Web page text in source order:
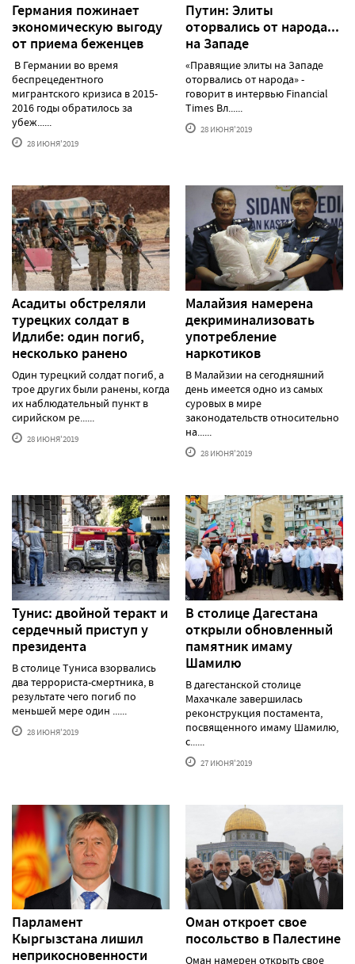
Германия пожинает
экономическую выгоду
от приема беженцев
В Германии во время
беспрецедентного
мигрантского кризиса в 2015-
2016 годы обратилось за
убеж......
28 ИЮНЯ'2019
Путин: Элиты
оторвались от народа...
на Западе
«Правящие элиты на Западе
оторвались от народа» -
говорит в интервью Financial
Times Вл......
28 ИЮНЯ'2019
Асадиты обстреляли
турецких солдат в
Идлибе: один погиб,
несколько ранено
Один турецкий солдат погиб, а
трое других были ранены, когда
их наблюдательный пункт в
сирийском ре......
28 ИЮНЯ'2019
Малайзия намерена
декриминализовать
употребление
наркотиков
В Малайзии на сегодняшний
день имеется одно из самых
суровых в мире
законодательств относительно
на......
28 ИЮНЯ'2019
Тунис: двойной теракт и
сердечный приступ у
президента
В столице Туниса взорвались
два террориста-смертника, в
результате чего погиб по
меньшей мере один ......
28 ИЮНЯ'2019
В столице Дагестана
открыли обновленный
памятник имаму
Шамилю
В дагестанской столице
Махачкале завершилась
реконструкция постамента,
посвященного имаму Шамилю,
с......
27 ИЮНЯ'2019
Парламент
Кыргызстана лишил
неприкосновенности
Оман откроет свое
посольство в Палестине
Оман намерен открыть свое